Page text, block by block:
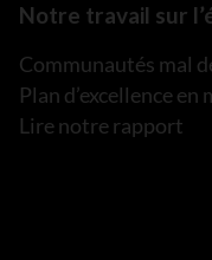
Notre travail sur
Communautés mal
Plan d’excellence
Lire notre rapport